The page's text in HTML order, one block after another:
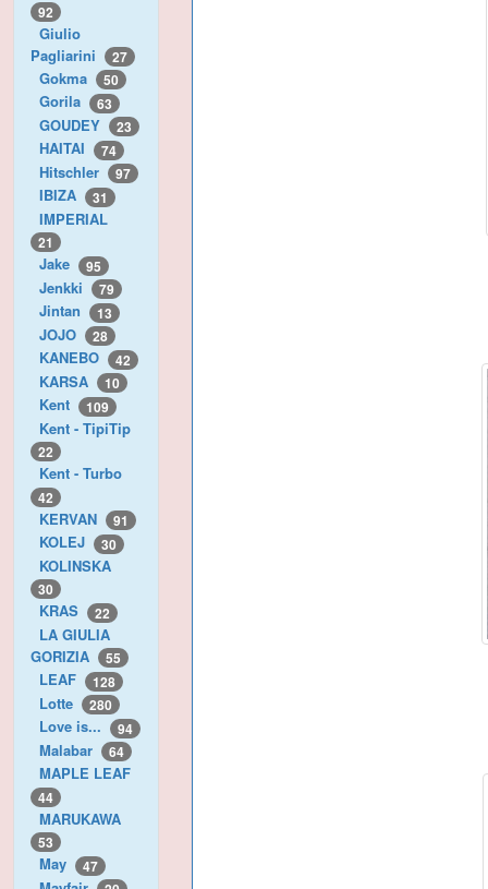
92
Giulio
Pagliarini
27
Gokma 50
Gorila 63
GOUDEY 23
HAITAI 74
Hitschler 97
IBIZA 31
IMPERIAL
21
Jake 95
Jenkki 79
Jintan 13
JOJO 28
KANEBO 42
KARSA 10
Kent 109
Kent - TipiTip
22
Kent - Turbo
42
KERVAN 91
KOLEJ 30
KOLINSKA
30
KRAS 22
LA GIULIA
GORIZIA
55
LEAF 128
Lotte 280
Love is... 94
Malabar 64
MAPLE LEAF
44
MARUKAWA
53
May 47